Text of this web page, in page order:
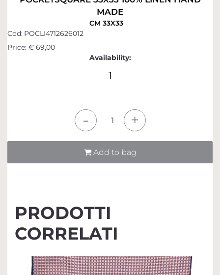
MADE
CM 33X33
Cod: POCLI4712626012
Price: € 69,00
Availability:
1
Add to bag
PRODOTTI
CORRELATI